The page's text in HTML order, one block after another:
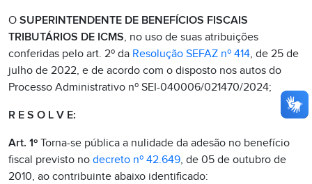
O SUPERINTENDENTE DE BENEFÍCIOS FISCAIS
TRIBUTÁRIOS DE ICMS, no uso de suas atribuições
conferidas pelo art. 2º da Resolução SEFAZ nº 414, de 25 de
julho de 2022, e de acordo com o disposto nos autos do
Processo Administrativo nº SEI-040006/021470/2024;
R E S O L V E:
Art. 1º Torna-se pública a nulidade da adesão no benefício
fiscal previsto no decreto nº 42.649, de 05 de outubro de
2010, ao contribuinte abaixo identificado: